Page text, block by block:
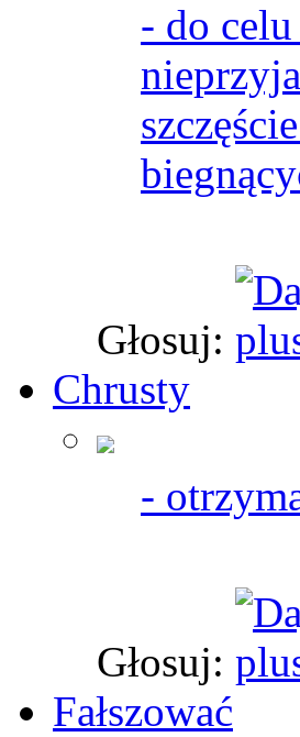
- do celu
Głosuj:
Chrusty
-
Głosuj:
Fałszować